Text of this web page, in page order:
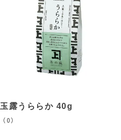
玉露うららか 40g
（0）